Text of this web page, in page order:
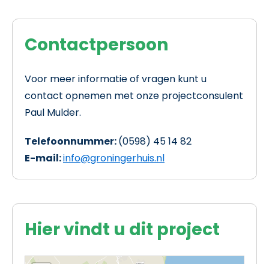
Contactpersoon
Voor meer informatie of vragen kunt u
contact opnemen met onze projectconsulent
Paul Mulder.
Telefoonnummer:(0598) 45 14 82
E-mail:info@groningerhuis.nl
Hier vindt u dit project